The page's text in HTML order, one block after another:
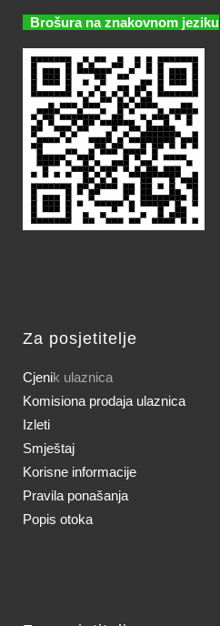
Brošura na znakovnom jeziku
Za posjetitelje
Cjenik ulaznica
Komisiona prodaja ulaznica
Izleti
Smještaj
Korisne informacije
Pravila ponašanja
Popis otoka